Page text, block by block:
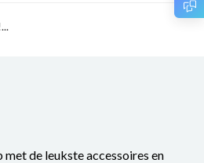
met de leukste accessoires en